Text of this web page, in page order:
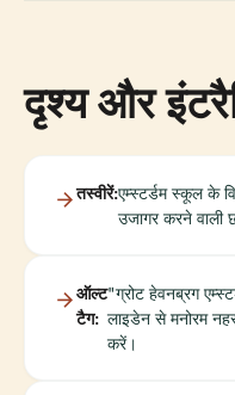
दृश्य और
तस्वीरें:एम्स्टर्डम स्कूल के
उजागर करने वाली
ऑल्ट
टैग:
"ग्रोट हेवनब्रग
लाइडेन से मनोरम
करें।